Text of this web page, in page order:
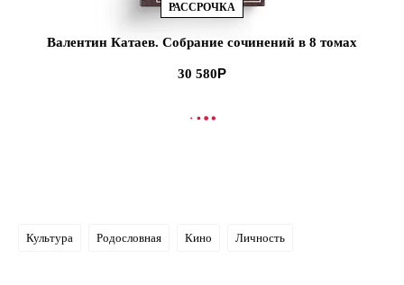
РАССРОЧКА
Валентин Катаев. Собрание сочинений в 8 томах
30 580
В КОРЗИНУ
Культура Родословная Кино Личность